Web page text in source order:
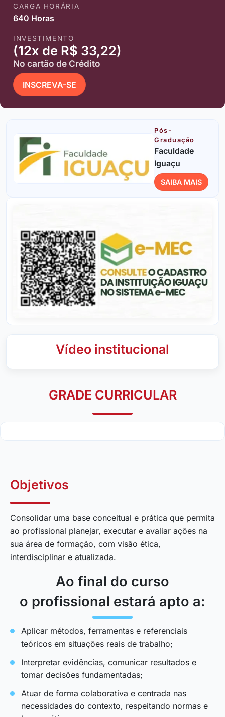
CARGA HORÁRIA
640 Horas
INVESTIMENTO
(12x de R$ 33,22)
No cartão de Crédito
INSCREVA-SE
Pós-
Graduação
Faculdade
Iguaçu
SAIBA MAIS
Vídeo institucional
GRADE CURRICULAR
Objetivos
Consolidar uma base conceitual e prática que permita
ao profissional planejar, executar e avaliar ações na
sua área de formação, com visão ética,
interdisciplinar e atualizada.
Ao final do curso
o profissional estará apto a:
Aplicar métodos, ferramentas e referenciais
teóricos em situações reais de trabalho;
Interpretar evidências, comunicar resultados e
tomar decisões fundamentadas;
Atuar de forma colaborativa e centrada nas
necessidades do contexto, respeitando normas e